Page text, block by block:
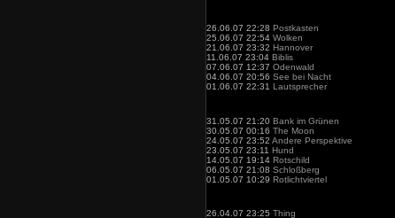
26.06.07 22:28 Postkasten
25.06.07 22:54 Wolken
21.06.07 23:32 Hannover
11.06.07 23:04 Biblis
07.06.07 12:37 Odenwald
04.06.07 20:56 See bei Nacht
01.06.07 22:31 Lautsprecher
31.05.07 21:20 Bank im Grünen
30.05.07 00:16 The Moon
24.05.07 23:52 Andere Perspektive
23.05.07 23:11 Hund
14.05.07 19:14 Rotschild
06.05.07 21:08 Schloßberg
01.05.07 10:29 Rotlichtviertel
26.04.07 23:25 Thing